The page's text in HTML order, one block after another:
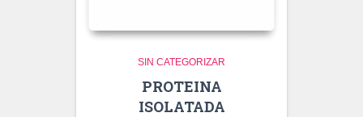
SIN CATEGORIZAR
PROTEINA
ISOLATADA